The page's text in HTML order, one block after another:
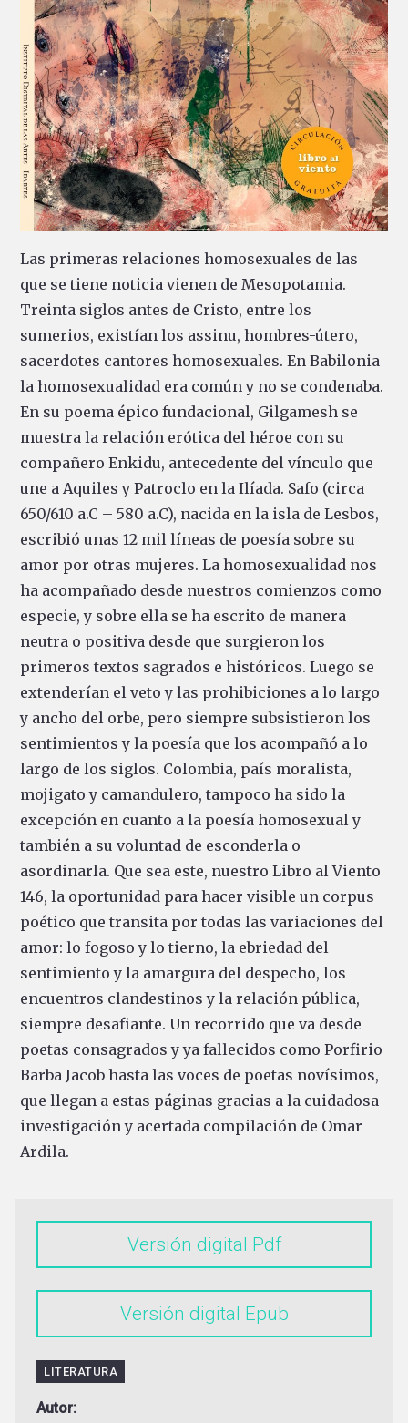
Las primeras relaciones homosexuales de las
que se tiene noticia vienen de Mesopotamia.
Treinta siglos antes de Cristo, entre los
sumerios, existían los assinu, hombres-útero,
sacerdotes cantores homosexuales. En Babilonia
la homosexualidad era común y no se condenaba.
En su poema épico fundacional, Gilgamesh se
muestra la relación erótica del héroe con su
compañero Enkidu, antecedente del vínculo que
une a Aquiles y Patroclo en la Ilíada. Safo (circa
650/610 a.C – 580 a.C), nacida en la isla de Lesbos,
escribió unas 12 mil líneas de poesía sobre su
amor por otras mujeres. La homosexualidad nos
ha acompañado desde nuestros comienzos como
especie, y sobre ella se ha escrito de manera
neutra o positiva desde que surgieron los
primeros textos sagrados e históricos. Luego se
extenderían el veto y las prohibiciones a lo largo
y ancho del orbe, pero siempre subsistieron los
sentimientos y la poesía que los acompañó a lo
largo de los siglos. Colombia, país moralista,
mojigato y camandulero, tampoco ha sido la
excepción en cuanto a la poesía homosexual y
también a su voluntad de esconderla o
asordinarla. Que sea este, nuestro Libro al Viento
146, la oportunidad para hacer visible un corpus
poético que transita por todas las variaciones del
amor: lo fogoso y lo tierno, la ebriedad del
sentimiento y la amargura del despecho, los
encuentros clandestinos y la relación pública,
siempre desafiante. Un recorrido que va desde
poetas consagrados y ya fallecidos como Porfirio
Barba Jacob hasta las voces de poetas novísimos,
que llegan a estas páginas gracias a la cuidadosa
investigación y acertada compilación de Omar
Ardila.
Versión digital
Versión digital
LITERATURA
Autor